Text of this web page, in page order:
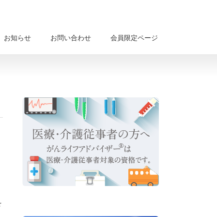
お知らせ お問い合わせ 会員限定ページ